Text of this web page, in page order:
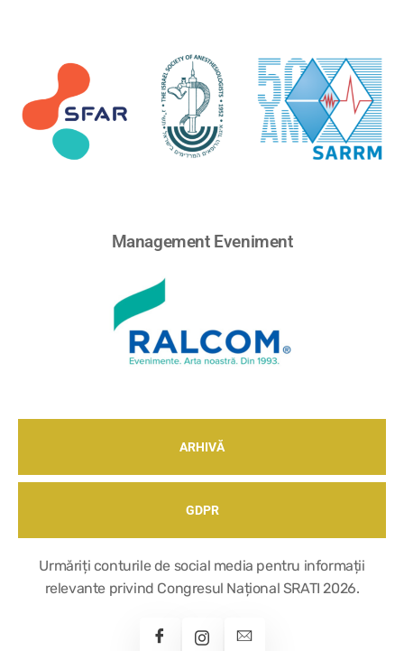
Management Eveniment
ARHIVĂ
GDPR
Urmăriți conturile de social media pentru informații
relevante privind Congresul Național SRATI 2026.